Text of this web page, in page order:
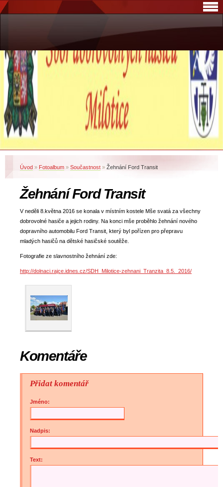
Úvod » Fotoalbum » Součastnost » Žehnání Ford Transit
Žehnání Ford Transit
V neděli 8.května 2016 se konala v místním kostele Mše svatá za všechny
dobrovolné hasiče a jejich rodiny. Na konci mše proběhlo žehnání nového
dopravního automobilu Ford Transit, který byl pořízen pro přepravu
mladých hasičů na dětské hasičské soutěže.
Fotografie ze slavnostního žehnání zde:
http://dolnaci.rajce.idnes.cz/SDH_Milotice-zehnani_Tranzita_8.5._2016/
Komentáře
Přidat komentář
Jméno:
Nadpis:
Text: